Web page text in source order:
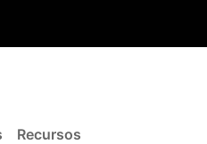
Recursos